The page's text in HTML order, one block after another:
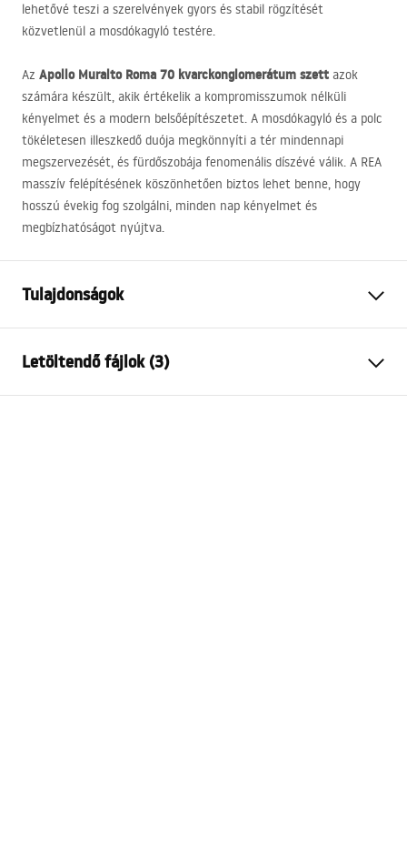
lehetővé teszi a szerelvények gyors és stabil rögzítését
közvetlenül a mosdókagyló testére.
Az Apollo Muralto Roma 70 kvarckonglomerátum szett azok
számára készült, akik értékelik a kompromisszumok nélküli
kényelmet és a modern belsőépítészetet. A mosdókagyló és a polc
tökéletesen illeszkedő duója megkönnyíti a tér mindennapi
megszervezését, és fürdőszobája fenomenális díszévé válik. A REA
masszív felépítésének köszönhetően biztos lehet benne, hogy
hosszú évekig fog szolgálni, minden nap kényelmet és
megbízhatóságot nyújtva.
Tulajdonságok
Anyag
Szín
Kőhatás, Szürke, Minta
Letöltendő fájlok (3)